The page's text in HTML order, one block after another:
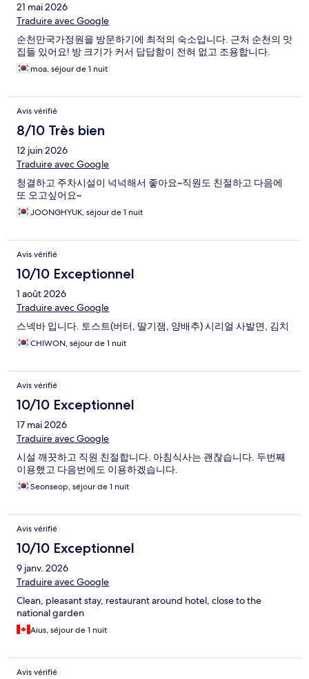
21 mai 2026
Traduire avec Google
순천만국가정원을 방문하기에 최적의 숙소입니다. 근처 순천의 맛
집들 있어요! 방 크기가 커서 답답함이 전혀 없고 조용합니다.
moa, séjour de 1 nuit
Avis vérifié
8/10 Très bien
12 juin 2026
Traduire avec Google
청결하고 주차시설이 넉넉해서 좋아요~직원도 친절하고 다음에
또 오고싶어요~
JOONGHYUK, séjour de 1 nuit
Avis vérifié
10/10 Exceptionnel
1 août 2026
Traduire avec Google
스넥바 입니다. 토스트(버터, 딸기잼, 양배추) 시리얼 사발면, 김치
CHIWON, séjour de 1 nuit
Avis vérifié
10/10 Exceptionnel
17 mai 2026
Traduire avec Google
시설 깨끗하고 직원 친절합니다. 아침식사는 괜찮습니다. 두번째
이용했고 다음번에도 이용하겠습니다.
Seonseop, séjour de 1 nuit
Avis vérifié
10/10 Exceptionnel
9 janv. 2026
Traduire avec Google
Clean, pleasant stay, restaurant around hotel, close to the
national garden
Aius, séjour de 1 nuit
Avis vérifié